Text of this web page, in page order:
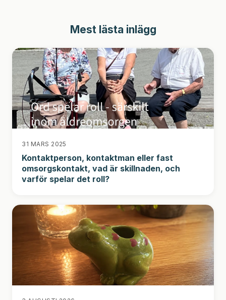
Mest lästa inlägg
31 MARS 2025
Kontaktperson, kontaktman eller fast
omsorgskontakt, vad är skillnaden, och
varför spelar det roll?